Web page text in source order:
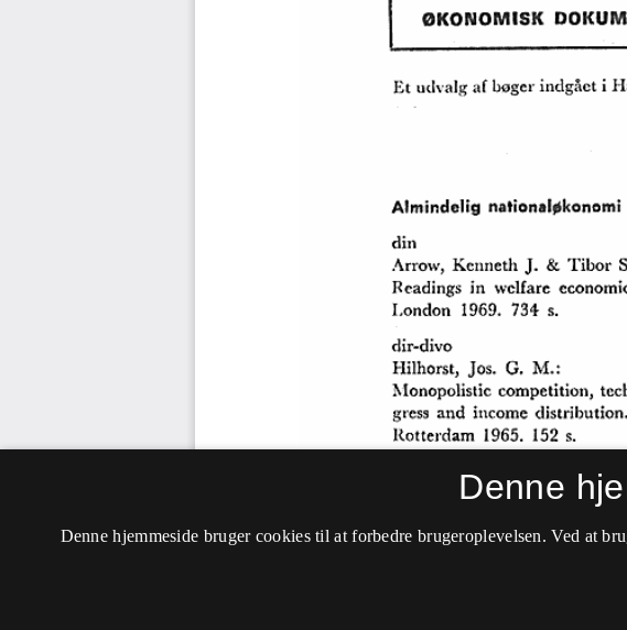
Denne
Denne hjemmeside bruger cookies til at forbedre brugeroplevelsen. Ved at